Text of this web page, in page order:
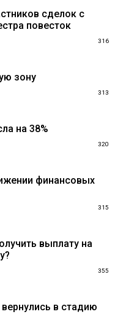
сделок с
повесток
316
зону
313
на 38%
320
финансовых
315
выплату на
355
в стадию